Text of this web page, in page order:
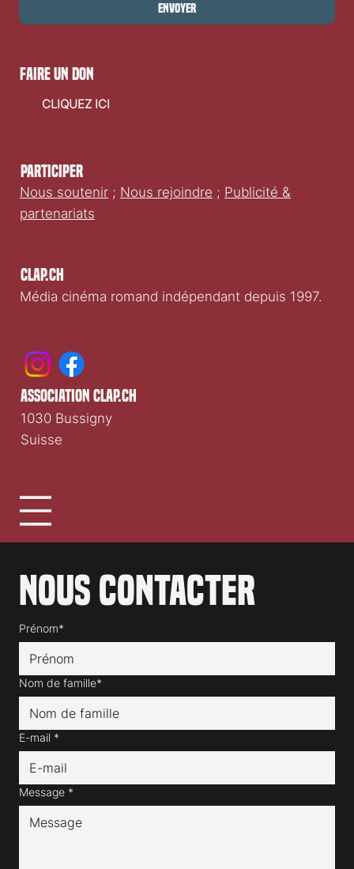
Envoyer
Clap.ch
Média cinéma romand indépendant depuis 1997.
Participer
Nous soutenir ; Nous rejoindre ; Publicité &
partenariats
Nous contacter
Prénom*
Nom de famille*
E-mail *
Message *
faire un don
CLIQUEZ ICI
association clap.ch
1030 Bussigny
Suisse